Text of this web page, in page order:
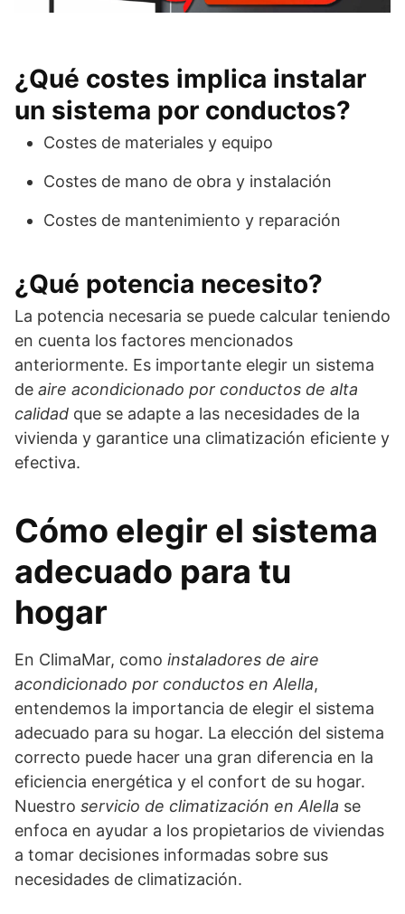
¿Qué costes implica instalar
un sistema por conductos?
Costes de materiales y equipo
Costes de mano de obra y instalación
Costes de mantenimiento y reparación
¿Qué potencia necesito?
La potencia necesaria se puede calcular teniendo
en cuenta los factores mencionados
anteriormente. Es importante elegir un sistema
de aire acondicionado por conductos de alta
calidad que se adapte a las necesidades de la
vivienda y garantice una climatización eficiente y
efectiva.
Cómo elegir el sistema
adecuado para tu
hogar
En ClimaMar, como instaladores de aire
acondicionado por conductos en Alella,
entendemos la importancia de elegir el sistema
adecuado para su hogar. La elección del sistema
correcto puede hacer una gran diferencia en la
eficiencia energética y el confort de su hogar.
Nuestro servicio de climatización en Alella se
enfoca en ayudar a los propietarios de viviendas
a tomar decisiones informadas sobre sus
necesidades de climatización.